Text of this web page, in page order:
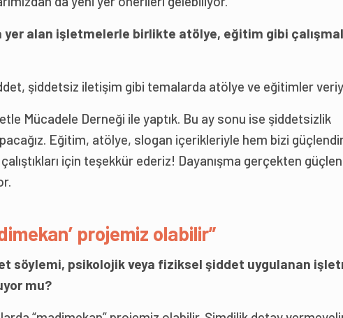
yer alan işletmelerle birlikte atölye, eğitim gibi
şiddetsiz iletişim gibi temalarda atölye ve eğitimler
Mücadele Derneği ile yaptık. Bu ay sonu ise şiddetsizlik
Eğitim, atölye, slogan içerikleriyle hem bizi
için teşekkür ederiz! Dayanışma gerçekten
projemiz olabilir”
söylemi, psikolojik veya fiziksel şiddet uygulanan
mu?